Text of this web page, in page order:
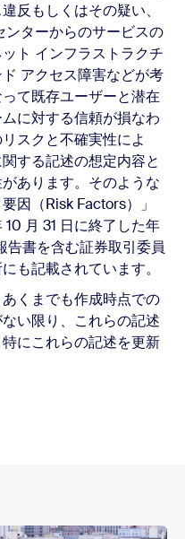
反もしくはその疑い、
ターからのサービスの
ト インフラストラクチ
アクセス障害などが考
て既存ユーザーと潜在
に対する信頼が損なわ
スクと不確実性によ
する記述の想定内容と
あります。そのような
因（Risk Factors）」
月 31 日に終了した年
告書を含む証券取引委員
も記載されています。
くまでも作成時点での
い限り、これらの記述
にこれらの記述を更新